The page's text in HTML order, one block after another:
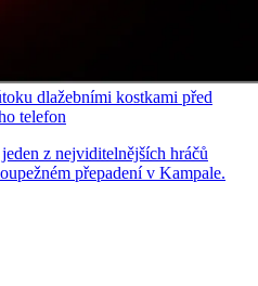
dlažebními kostkami před
telefon
z nejviditelnějších hráčů
přepadení v Kampale.